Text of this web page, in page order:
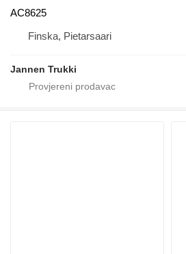
AC8625
Finska, Pietarsaari
Jannen Trukki